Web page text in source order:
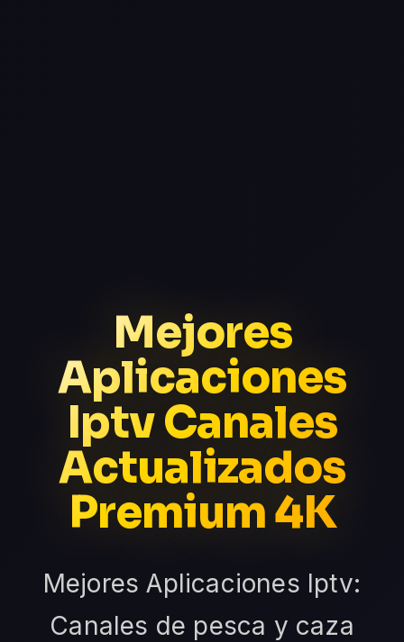
Mejores
Aplicaciones
Iptv Canales
Actualizados
Premium 4K
Mejores Aplicaciones Iptv:
Canales de pesca y caza